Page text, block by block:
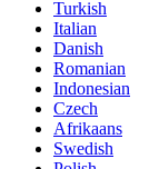
Turkish
Italian
Danish
Romanian
Indonesian
Czech
Afrikaans
Swedish